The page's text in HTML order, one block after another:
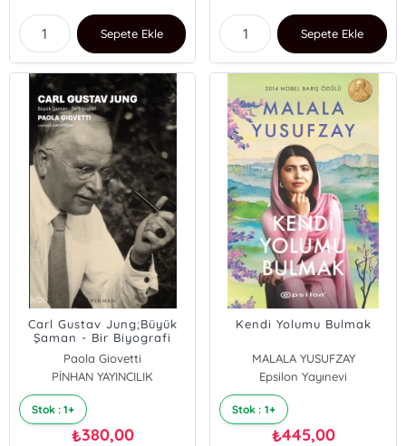
Sepete Ekle Sepete Ekle
Carl Gustav Jung;Büyük
Şaman - Bir Biyografi
Paola Giovetti
PİNHAN YAYINCILIK
Stok : 1+
₺380,00
Kendi Yolumu Bulmak
MALALA YUSUFZAY
Epsilon Yayınevi
Stok : 1+
₺445,00